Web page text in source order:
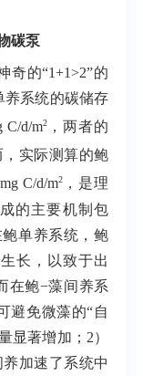
碳泵
奇的“1+1>2”的
养系统的碳储存
C/d/m2，两者的
，实际测算的鲍
C/d/m2，是理
的主要机制包
单养系统，鲍
长，以致于出
在鲍−藻间养系
避免微藻的“自
显著增加；2）
加速了系统中